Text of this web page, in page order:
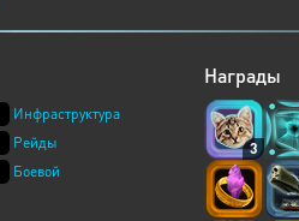
Инфраструктура
Рейды
Боевой
Награды
3